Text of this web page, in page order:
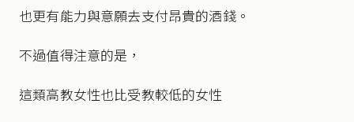
也更有能力與意願去支付昂貴的酒錢。
不過值得注意的是，
這類高教女性也比受教較低的女性